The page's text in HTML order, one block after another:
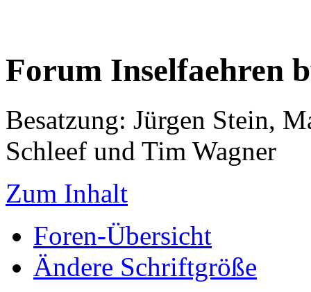
Forum Inselfaehren
Besatzung: Jürgen Stein,
Schleef und Tim Wagner
Zum Inhalt
Foren-Übersicht
Ändere Schriftgröße